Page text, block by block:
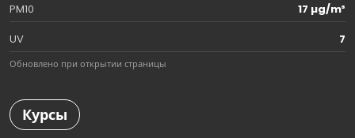
PM10
17 µg/m³
UV
7
Обновлено при открытии страницы
Курсы